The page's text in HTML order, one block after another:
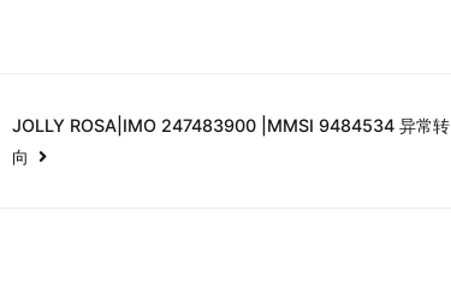
JOLLY ROSA|IMO 247483900 |MMSI 9484534 异常转
向